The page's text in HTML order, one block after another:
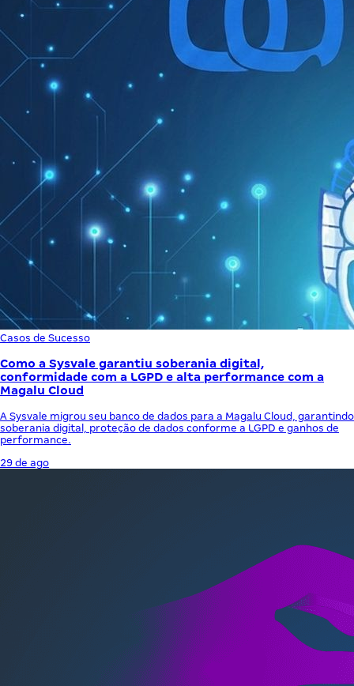
Casos de Sucesso
Como a Sysvale garantiu soberania digital,
conformidade com a LGPD e alta performance com a
Magalu Cloud
A Sysvale migrou seu banco de dados para a Magalu Cloud, garantindo
soberania digital, proteção de dados conforme a LGPD e ganhos de
performance.
29 de ago